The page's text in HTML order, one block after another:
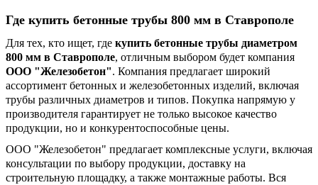
Где купить бетонные трубы 800 мм в Ставрополе
Для тех, кто ищет, где купить бетонные трубы диаметром
800 мм в Ставрополе, отличным выбором будет компания
ООО "Железобетон". Компания предлагает широкий
ассортимент бетонных и железобетонных изделий, включая
трубы различных диаметров и типов. Покупка напрямую у
производителя гарантирует не только высокое качество
продукции, но и конкурентоспособные цены.
ООО "Железобетон" предлагает комплексные услуги, включая
консультации по выбору продукции, доставку на
строительную площадку, а также монтажные работы. Вся